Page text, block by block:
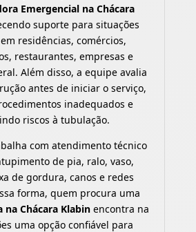
Emergencial na Chácara
suporte para situações
residências, comércios,
restaurantes, empresas e
Além disso, a equipe avalia
antes de iniciar o serviço,
inadequados e
riscos à tubulação.
com atendimento técnico
de pia, ralo, vaso,
de gordura, canos e redes
forma, quem procura uma
Chácara Klabin encontra na
uma opção confiável para